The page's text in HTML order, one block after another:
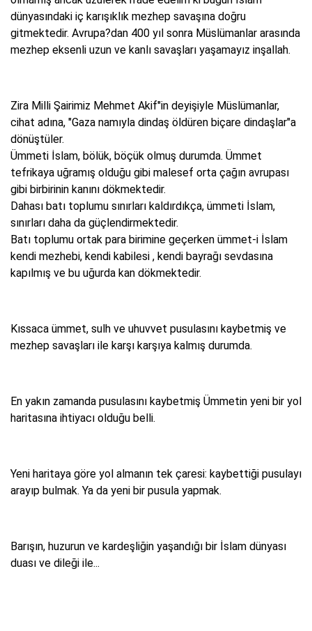
dünyasındaki iç karışıklık mezhep savaşına doğru
gitmektedir. Avrupa?dan 400 yıl sonra Müslümanlar arasında
mezhep eksenli uzun ve kanlı savaşları yaşamayız inşallah.
Zira Milli Şairimiz Mehmet Akif"in deyişiyle Müslümanlar,
cihat adına, "Gaza namıyla dindaş öldüren biçare dindaşlar"a
dönüştüler.
Ümmeti İslam, bölük, böçük olmuş durumda. Ümmet
tefrikaya uğramış olduğu gibi malesef orta çağın avrupası
gibi birbirinin kanını dökmektedir.
Dahası batı toplumu sınırları kaldırdıkça, ümmeti İslam,
sınırları daha da güçlendirmektedir.
Batı toplumu ortak para birimine geçerken ümmet-i İslam
kendi mezhebi, kendi kabilesi , kendi bayrağı sevdasına
kapılmış ve bu uğurda kan dökmektedir.
Kıssaca ümmet, sulh ve uhuvvet pusulasını kaybetmiş ve
mezhep savaşları ile karşı karşıya kalmış durumda.
En yakın zamanda pusulasını kaybetmiş Ümmetin yeni bir yol
haritasına ihtiyacı olduğu belli.
Yeni haritaya göre yol almanın tek çaresi: kaybettiği pusulayı
arayıp bulmak. Ya da yeni bir pusula yapmak.
Barışın, huzurun ve kardeşliğin yaşandığı bir İslam dünyası
duası ve dileği ile...